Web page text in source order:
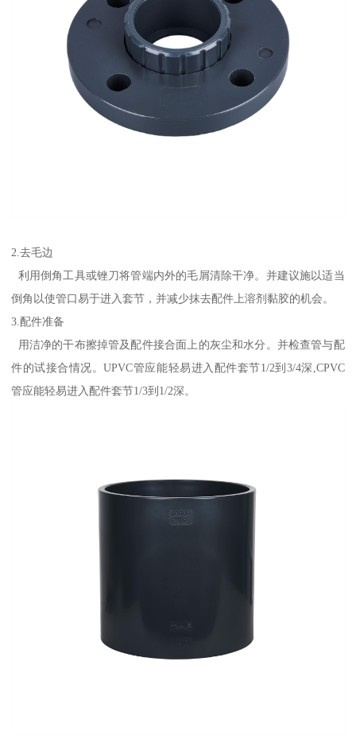
2.去毛边
利用倒角工具或锉刀将管端内外的毛屑清除干净。并建议施以适当
倒角以使管口易于进入套节，并减少抹去配件上溶剂黏胶的机会。
3.配件准备
用洁净的干布擦掉管及配件接合面上的灰尘和水分。并检查管与配
件的试接合情况。UPVC管应能轻易进入配件套节1/2到3/4深,CPVC
管应能轻易进入配件套节1/3到1/2深。